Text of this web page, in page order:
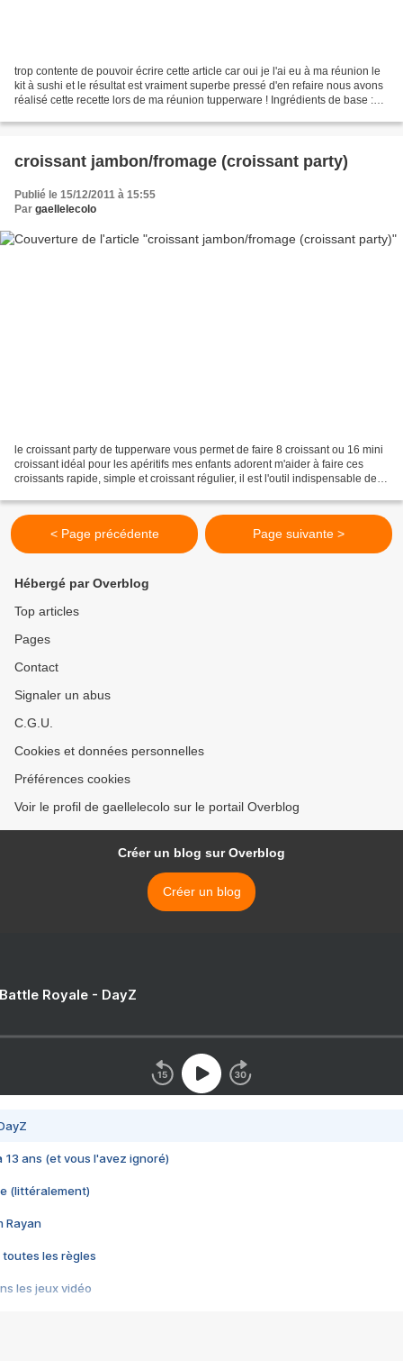
trop contente de pouvoir écrire cette article car oui je l'ai eu à ma réunion le
kit à sushi et le résultat est vraiment superbe pressé d'en refaire nous avons
réalisé cette recette lors de ma réunion tupperware ! Ingrédients de base :
croissant jambon/fromage (croissant party)
Publié le 15/12/2011 à 15:55
Par gaellelecolo
le croissant party de tupperware vous permet de faire 8 croissant ou 16 mini
croissant idéal pour les apéritifs mes enfants adorent m'aider à faire ces
croissants rapide, simple et croissant régulier, il est l'outil indispensable de la
< Page précédente Page suivante >
Hébergé par Overblog
Top articles
Pages
Contact
Signaler un abus
C.G.U.
Cookies et données personnelles
Préférences cookies
Voir le profil de gaellelecolo sur le portail Overblog
Créer un blog sur Overblog
Créer un blog
Royale - DayZ
13 ans (et vous l'avez ignoré)
(littéralement)
Rayan
toutes les règles
les jeux vidéo